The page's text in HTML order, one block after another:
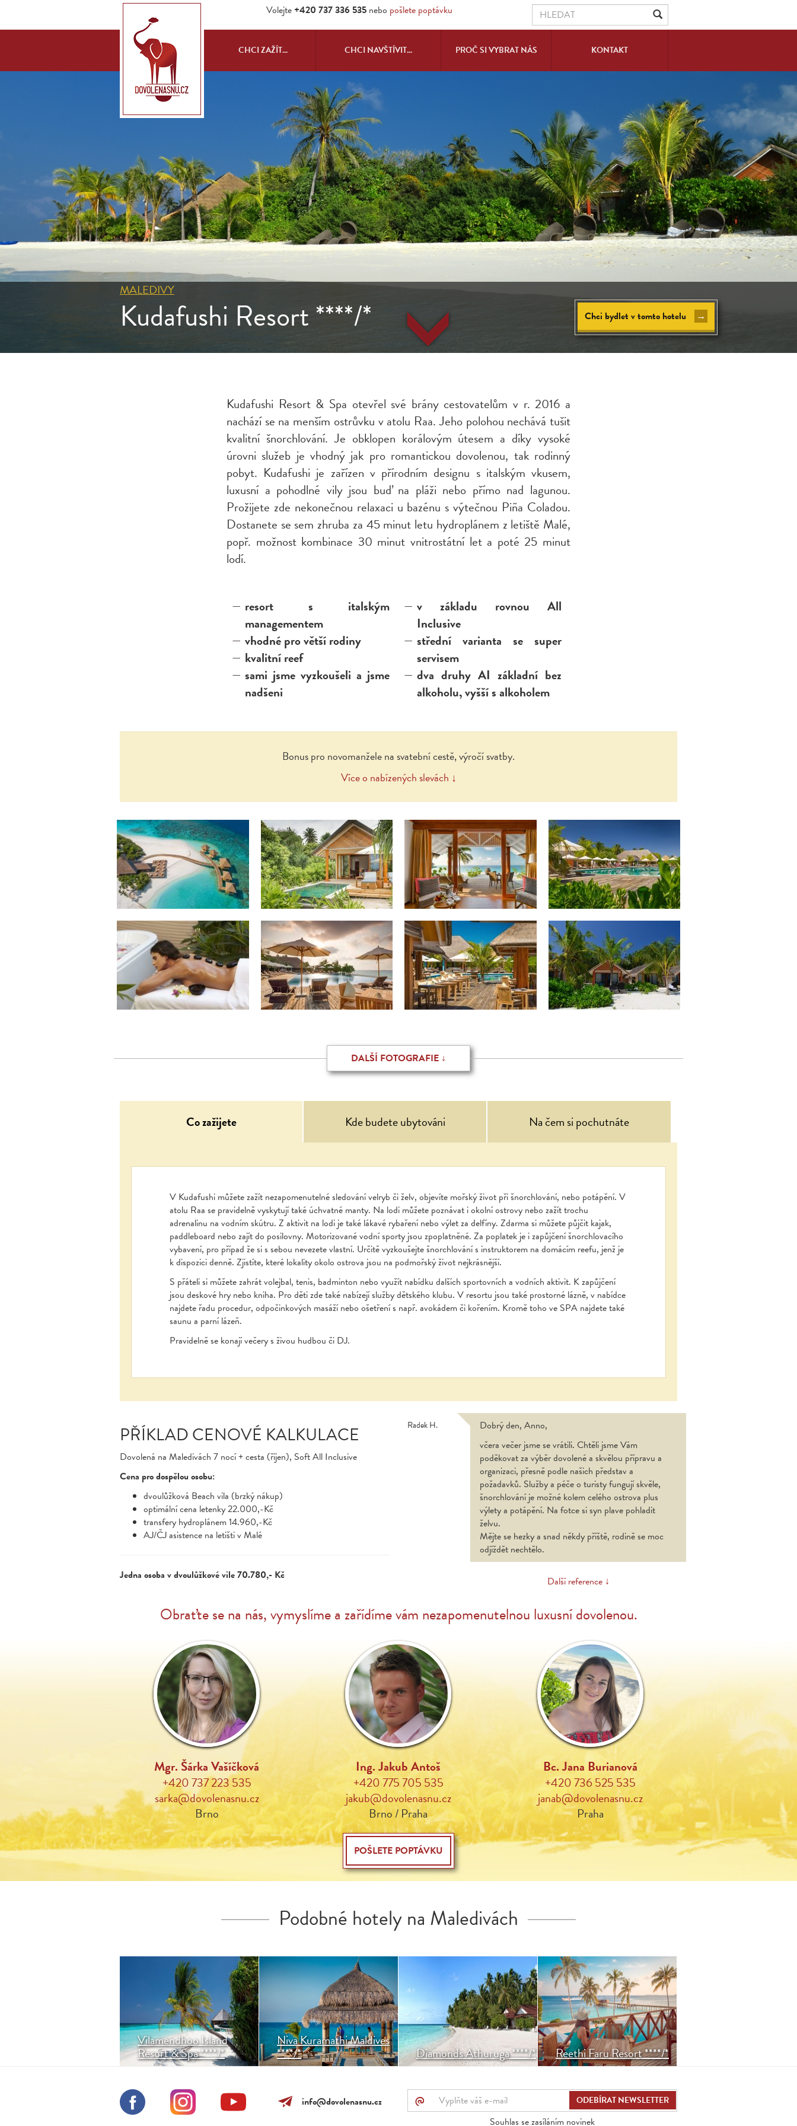
Volejte +420 737 336 535 nebo pošlete poptávku
CHCI ZAŽÍT... CHCI NAVŠTÍVIT... PROČ SI VYBRAT NÁS KONTAKT
MALEDIVY
Kudafushi Resort ****/* Chci bydlet v tomto hotelu →
Kudafushi Resort & Spa otevřel své brány cestovatelům v r. 2016 a
nachází se na menším ostrůvku v atolu Raa. Jeho polohou nechává tušit
kvalitní šnorchlování. Je obklopen korálovým útesem a díky vysoké
úrovni služeb je vhodný jak pro romantickou dovolenou, tak rodinný
pobyt. Kudafushi je zařízen v přírodním designu s italským vkusem,
luxusní a pohodlné vily jsou buď na pláži nebo přímo nad lagunou.
Prožijete zde nekonečnou relaxaci u bazénu s výtečnou Piña Coladou.
Dostanete se sem zhruba za 45 minut letu hydroplánem z letiště Malé,
popř. možnost kombinace 30 minut vnitrostátní let a poté 25 minut
lodí.
resort s italským
managementem
vhodné pro větší rodiny
kvalitní reef
sami jsme vyzkoušeli a jsme
nadšeni
v základu rovnou All
Inclusive
střední varianta se super
servisem
dva druhy AI základní bez
alkoholu, vyšší s alkoholem
Bonus pro novomanžele na svatební cestě, výročí svatby.
Více o nabízených slevách ↓
DALŠÍ FOTOGRAFIE ↓
Co zažijete Kde budete ubytováni Na čem si pochutnáte
V Kudafushi můžete zažít nezapomenutelné sledování velryb či želv, objevíte mořský život při šnorchlování, nebo potápění. V
atolu Raa se pravidelně vyskytují také úchvatné manty. Na lodi můžete poznávat i okolní ostrovy nebo zažít trochu
adrenalinu na vodním skútru. Z aktivit na lodi je také lákavé rybaření nebo výlet za delfíny. Zdarma si můžete půjčit kajak,
paddleboard nebo zajít do posilovny. Motorizované vodní sporty jsou zpoplatněné. Za poplatek je i zapůjčení šnorchlovacího
vybavení, pro případ že si s sebou nevezete vlastní. Určitě vyzkoušejte šnorchlování s instruktorem na domácím reefu, jenž je
k dispozici denně. Zjistíte, které lokality okolo ostrova jsou na podmořský život nejkrásnější.
S přáteli si můžete zahrát volejbal, tenis, badminton nebo využít nabídku dalších sportovních a vodních aktivit. K zapůjčení
jsou deskové hry nebo kniha. Pro děti zde také nabízejí služby dětského klubu. V resortu jsou také prostorné lázně, v nabídce
najdete řadu procedur, odpočinkových masáží nebo ošetření s např. avokádem či kořením. Kromě toho ve SPA najdete také
saunu a parní lázeň.
Pravidelně se konají večery s živou hudbou či DJ.
PŘÍKLAD CENOVÉ KALKULACE
Dovolená na Maledivách 7 nocí + cesta (říjen), Soft All Inclusive
Cena pro dospělou osobu:
dvoulůžková Beach vila (brzký nákup)
optimální cena letenky 22.000,-Kč
transfery hydroplánem 14.960,-Kč
AJ/ČJ asistence na letišti v Malé
Jedna osoba v dvoulůžkové vile 70.780,- Kč
Radek H.
Dobrý den, Anno,
včera večer jsme se vrátili. Chtěli jsme Vám
poděkovat za výběr dovolené a skvělou přípravu a
organizaci, přesně podle našich představ a
požadavků. Služby a péče o turisty fungují skvěle,
šnorchlování je možné kolem celého ostrova plus
výlety a potápění. Na fotce si syn plave pohladit
želvu.
Mějte se hezky a snad někdy příště, rodině se moc
odjíždět nechtělo.
Další reference ↓
Obraťte se na nás, vymyslíme a zařídíme vám nezapomenutelnou luxusní dovolenou.
Mgr. Šárka Vašíčková
+420 737 223 535
sarka@dovolenasnu.cz
Brno
Ing. Jakub Antoš
+420 775 705 535
jakub@dovolenasnu.cz
Brno / Praha
Bc. Jana Burianová
+420 736 525 535
janab@dovolenasnu.cz
Praha
POŠLETE POPTÁVKU
Podobné hotely na Maledivách
Vilamendhoo Island
Resort & Spa ****/*
obklopený vnitřním
korálovým reefem se
nachází v jižním South Ari
atolu. Super poměr ceny vs.
kvality.
Niva Kuramathi Maldives
****/*
Kvalitní romantický resort s
perfektním servisem.
Ostrov plný zeleně a moře
plné pestrobarevných
Diamonds Athuruga ****/*
Nachází se uprostřed atolu
Ari a je obklopen
nádhernou tyrkysovou
lagunou a romantickými
Reethi Faru Resort ****/*
Resort s ekologickým
přístupem na atolu Raa,
jenž má úchvatný
podmořský život.
info@dovolenasnu.cz
@
Souhlas se zasíláním novinek